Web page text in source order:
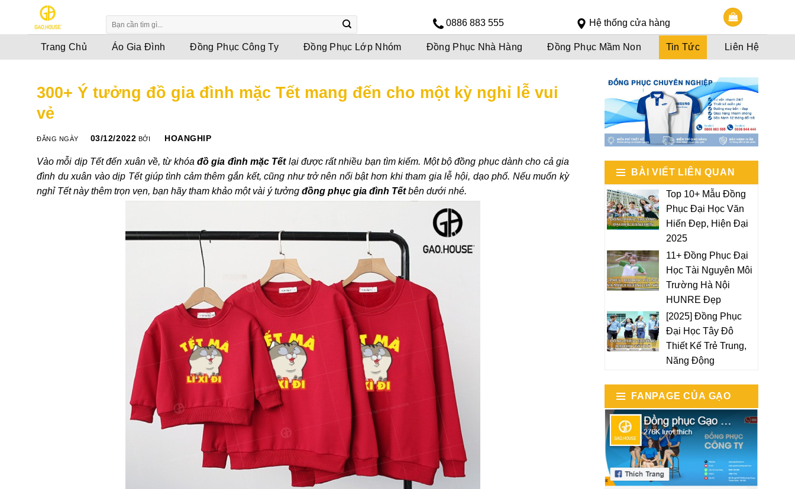
content
0886 883 555 Hệ thống cửa hàng
Trang Chủ Áo Gia Đình Đồng Phục Công Ty Đồng Phục Lớp Nhóm Đồng Phục Nhà Hàng Đồng Phục Mầm Non Tin Tức Liên Hệ
300+ Ý tưởng đồ gia đình mặc Tết mang đến cho một kỳ nghỉ lễ vui
vẻ
ĐĂNG NGÀY 03/12/2022 BỞI HOANGHIP
Vào mỗi dịp Tết đến xuân về, từ khóa đồ gia đình mặc Tếtlại được rất nhiều bạn tìm kiếm. Một bộ đồng phục dành cho cả gia
đình du xuân vào dịp Tết giúp tình cảm thêm gắn kết, cũng như trở nên nổi bật hơn khi tham gia lễ hội, dạo phố. Nếu muốn kỳ
nghỉ Tếtnày thêm trọn vẹn, bạn hãy tham khảo một vài ý tưởng đồng phục gia đình Tếtbên dưới nhé.
BÀI VIẾT LIÊN QUAN
Top 10+ Mẫu Đồng
Phục Đại Học Văn
Hiến Đẹp, Hiện Đại
2025
11+ Đồng Phục Đại
Học Tài Nguyên Môi
Trường Hà Nội
HUNRE Đẹp
[2025] Đồng Phục
Đại Học Tây Đô
Thiết Kế Trẻ Trung,
Năng Động
FANPAGE CỦA GẠO
HOUSE